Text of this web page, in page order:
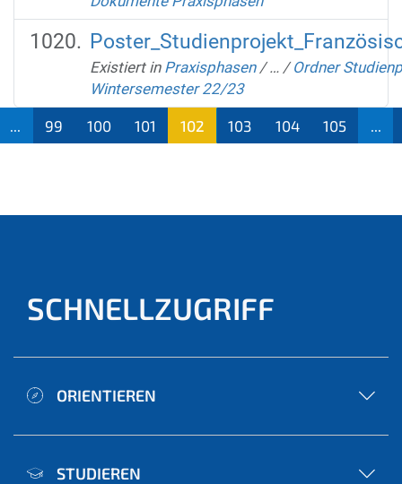
Existiert in Praxisphasen /… /Ordner
Wintersemester 22/23
99 100 101
102
103 104 105
SCHNELLZUGRIFF
ORIENTIEREN
STUDIEREN